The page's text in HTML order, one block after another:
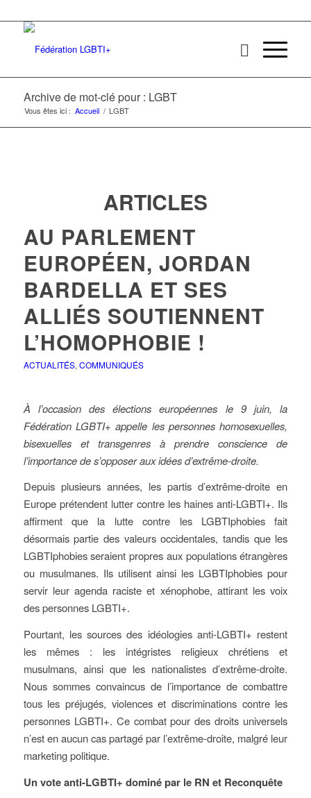
Archive de mot-clé pour : LGBT
Vous êtes ici : Accueil / LGBT
ARTICLES
AU PARLEMENT
EUROPÉEN, JORDAN
BARDELLA ET SES
ALLIÉS SOUTIENNENT
L’HOMOPHOBIE !
ACTUALITÉS, COMMUNIQUÉS
À l’occasion des élections européennes le 9 juin, la
Fédération LGBTI+ appelle les personnes homosexuelles,
bisexuelles et transgenres à prendre conscience de
l’importance de s’opposer aux idées d’extrême-droite.
Depuis plusieurs années, les partis d’extrême-droite en
Europe prétendent lutter contre les haines anti-LGBTI+. Ils
affirment que la lutte contre les LGBTIphobies fait
désormais partie des valeurs occidentales, tandis que les
LGBTIphobies seraient propres aux populations étrangères
ou musulmanes. Ils utilisent ainsi les LGBTIphobies pour
servir leur agenda raciste et xénophobe, attirant les voix
des personnes LGBTI+.
Pourtant, les sources des idéologies anti-LGBTI+ restent
les mêmes : les intégristes religieux chrétiens et
musulmans, ainsi que les nationalistes d’extrême-droite.
Nous sommes convaincus de l’importance de combattre
tous les préjugés, violences et discriminations contre les
personnes LGBTI+. Ce combat pour des droits universels
n’est en aucun cas partagé par l’extrême-droite, malgré leur
marketing politique.
Un vote anti-LGBTI+ dominé par le RN et Reconquête